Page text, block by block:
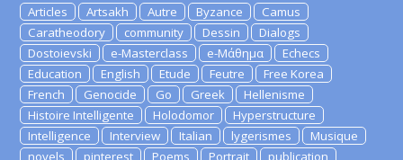
Articles Artsakh Autre Byzance
Camus
Caratheodory
community Dessin
Dialogs
Dostoievski
e-Masterclass e-Μάθημα
Echecs
Education
English Etude Feutre
Free Korea
French
Genocide Go Greek
Hellenisme
Histoire Intelligente
Holodomor
Hyperstructure
Intelligence
Interview Italian lygerismes
Musique
novels
pinterest Poems Portrait
publication